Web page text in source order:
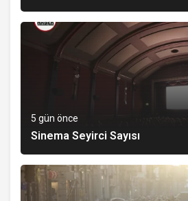
5 gün önce
Sinema Seyirci Sayısı